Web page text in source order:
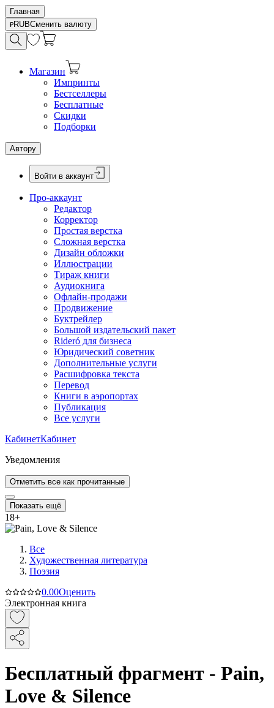
Главная
RUBСменить валюту
Магазин
Импринты
Бестселлеры
Бесплатные
Скидки
Подборки
Автору
Войти в аккаунт
Про-аккаунт
Редактор
Корректор
Простая верстка
Сложная верстка
Дизайн обложки
Иллюстрации
Тираж книги
Аудиокнига
Офлайн-продажи
Продвижение
Буктрейлер
Большой издательский пакет
Rideró для бизнеса
Юридический советник
Дополнительные услуги
Расшифровка текста
Перевод
Книги в аэропортах
Публикация
Все услуги
КабинетКабинет
Уведомления
Отметить все как прочитанные
Показать ещё
18+
Все
Художественная литература
Поэзия
0.00Оценить
Электронная книга
Бесплатный фрагмент - Pain,
Love & Silence